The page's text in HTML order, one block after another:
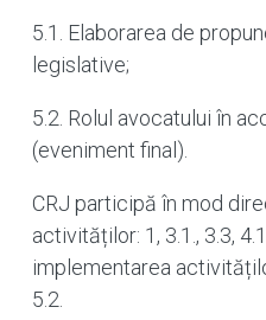
5.1. Elaborarea de
legislative;
5.2. Rolul avocatului în
(eveniment final).
CRJ participă în mod
activităților: 1, 3.1., 3.3,
implementarea
5.2.